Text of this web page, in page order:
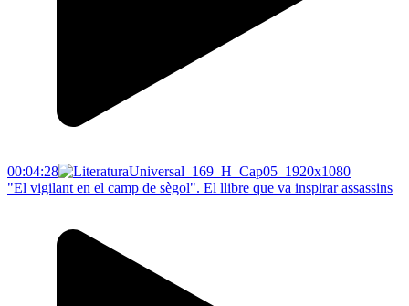
00:04:28
"El vigilant en el camp de sègol". El llibre que va inspirar assassins